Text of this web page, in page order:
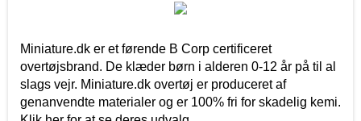
Miniature.dk er et førende B Corp certificeret
overtøjsbrand. De klæder børn i alderen 0-12 år på til al
slags vejr. Miniature.dk overtøj er produceret af
genanvendte materialer og er 100% fri for skadelig kemi.